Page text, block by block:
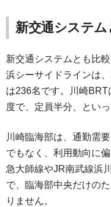
新交通システム
新交通システムとも比
浜シーサイドラインは
は236名です。川崎
度で、定員半分、といっ
川崎臨海部は、通勤需
でもなく、利用動向に
急大師線やJR南武線浜
で、臨海部中央だけの
りません。